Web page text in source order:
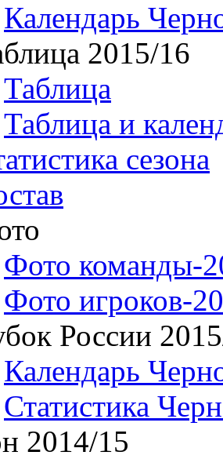
Календарь
2015/16
Таблица
Таблица и
сезона
Фото команды-
Фото игроков-
России
Календарь
Статистика
2014/15